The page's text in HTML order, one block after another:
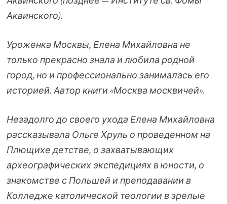
Аквинского).
Уроженка Москвы, Елена Михайловна не
только прекрасно знала и любила родной
город, но и профессионально занималась его
историей.Автор книги «Москва москвичей».
Незадолго до своего ухода Елена Михайловна
рассказывала Ольге Хруль о проведенном на
Плющихе детстве, о захватывающих
археографических экспедициях в юности, о
знакомстве с Польшей и преподавании в
Колледже католической теологии в зрелые